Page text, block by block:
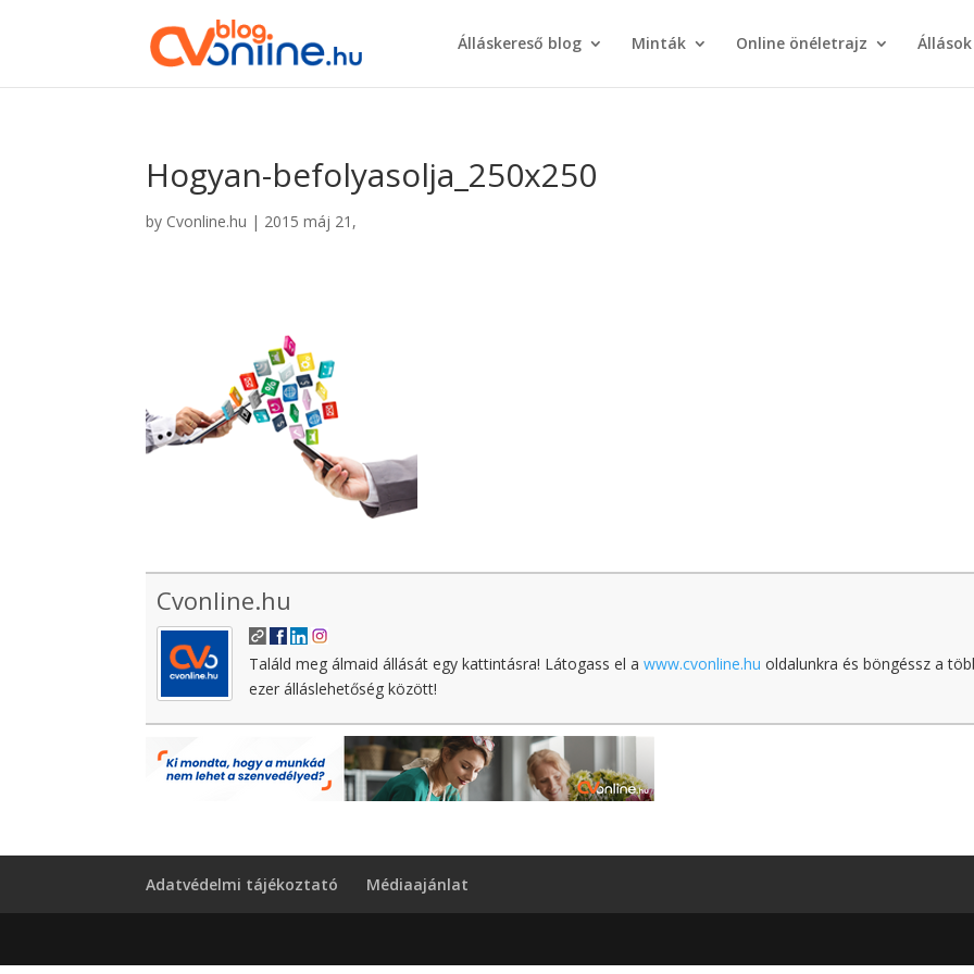
Álláskereső blog Minták Online önéletrajz Állások
Hogyan-befolyasolja_250x250
by Cvonline.hu | 2015 máj 21,
Cvonline.hu
Találd meg álmaid állását egy kattintásra! Látogass el awww.cvonline.hu oldalunkra és böngéssz a
ezer álláslehetőség között!
Adatvédelmi tájékoztató Médiaajánlat